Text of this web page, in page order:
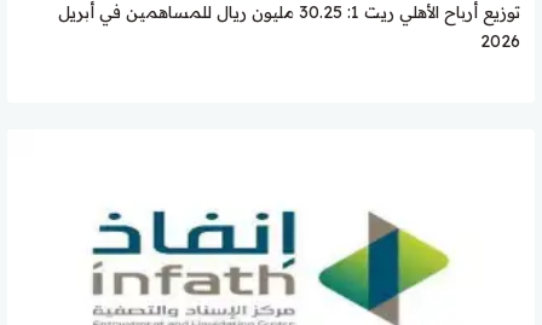
توزيع أرباح الأهلي ريت 1: 30.25 مليون ريال للمساهمين في أبريل
2026